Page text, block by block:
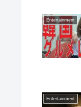
Entertainment
Entertainment